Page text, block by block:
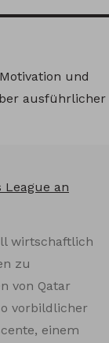
und
ausführlicher
League an
wirtschaftlich
zu
von Qatar
vorbildlicher
einem